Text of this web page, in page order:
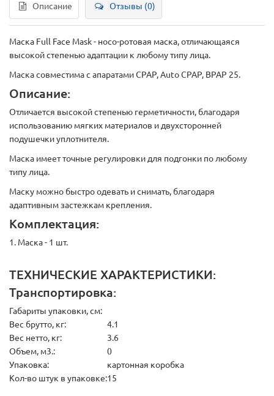
Описание Отзывы (0)
Маска Full Face Mask - носо-ротовая маска, отличающаяся
высокой степенью адаптации к любому типу лица.
Маска совместима с апаратами CPAP, Auto CPAP, BPAP 25.
Описание:
Отличается высокой степенью герметичности, благодаря
использованию мягких материалов и двухсторонней
подушечки уплотнителя.
Маска имеет точные регулировки для подгонки по любому
типу лица.
Маску можно быстро одевать и снимать, благодаря
адаптивным застежкам крепления.
Комплектация:
1. Маска - 1 шт.
ТЕХНИЧЕСКИЕ ХАРАКТЕРИСТИКИ:
Транспортировка:
Габариты упаковки, см:
Вес брутто, кг:
4.1
Вес нетто, кг:
3.6
Объем, м3.:
0
Упаковка:
картонная коробка
Кол-во штук в упаковке:15